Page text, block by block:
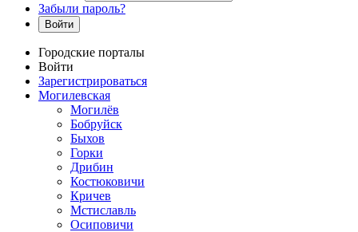
Забыли пароль?
Войти
Городские порталы
Войти
Зарегистрироваться
Могилевская
Могилёв
Бобруйск
Быхов
Горки
Дрибин
Костюковичи
Кричев
Мстиславль
Осиповичи